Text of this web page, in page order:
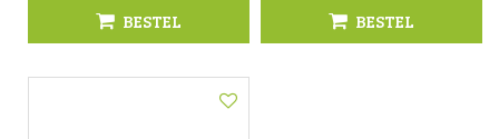
BESTEL BESTEL